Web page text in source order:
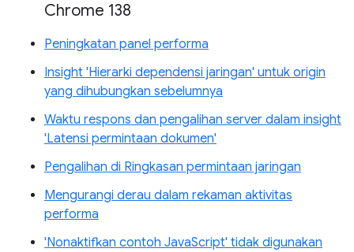
Chrome 138
Peningkatan panel performa
Insight 'Hierarki dependensi jaringan' untuk origin
yang dihubungkan sebelumnya
Waktu respons dan pengalihan server dalam insight
'Latensi permintaan dokumen'
Pengalihan di Ringkasan permintaan jaringan
Mengurangi derau dalam rekaman aktivitas
performa
'Nonaktifkan contoh JavaScript' tidak digunakan